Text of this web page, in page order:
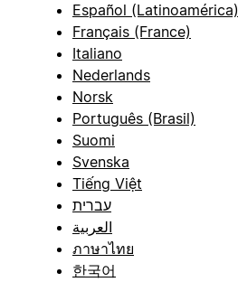
Español (Latinoamérica)
Français (France)
Italiano
Nederlands
Norsk
Português (Brasil)
Suomi
Svenska
Tiếng Việt
עברית
العربية
ภาษาไทย
한국어